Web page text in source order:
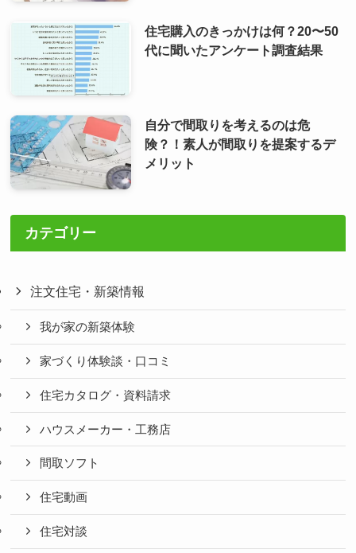
住宅購入のきっかけは何？20〜50
代に聞いたアンケート調査結果
自分で間取りを考えるのは危
険？！素人が間取りを提案するデ
メリット
カテゴリー
注文住宅・新築情報
我が家の新築体験
家づくり体験談・口コミ
住宅カタログ・資料請求
ハウスメーカー・工務店
間取ソフト
住宅動画
住宅対談